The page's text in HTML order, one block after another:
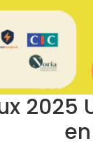
2025